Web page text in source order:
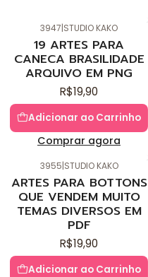
3947|STUDIO KAKO
19 ARTES PARA
CANECA BRASILIDADE
ARQUIVO EM PNG
R$19,90
Adicionar ao Carrinho
Comprar agora
3955|STUDIO KAKO
ARTES PARA BOTTONS
QUE VENDEM MUITO
TEMAS DIVERSOS EM
PDF
R$19,90
Adicionar ao Carrinho